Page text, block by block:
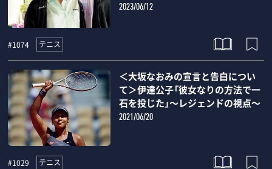
2023/06/12
#1074 テニス
＜大坂なおみの宣言と告白につい
て＞伊達公子「彼女なりの方法で一
石を投じた」～レジェンドの視点～
2021/06/20
#1029 テニス